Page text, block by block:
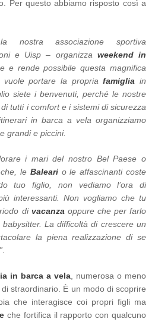
Per questo abbiamo risposto così a
nostra associazione sportiva
e Uisp – organizza weekend in
e rende possibile questa magnifica
vuole portare la propriafamiglia in
siete i benvenuti, perché le nostre
tutti i comfort e i sistemi di sicurezza
in barca a vela organizziamo
grandi e piccini.
i mari del nostro Bel Paese o
le Baleario le affascinanti coste
tuo figlio, non vediamo l’ora di
interessanti. Non vogliamo che tu
di vacanza oppure che per farlo
La difficoltà di crescere un
la piena realizzazione di se
in barca a vela , numerosa o meno
straordinario. È un modo di scoprire
che interagisce coi propri figli ma
che fortifica il rapporto con qualcuno